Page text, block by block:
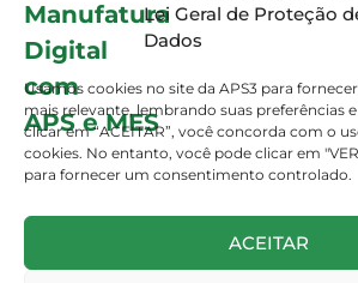
Lei Geral de Proteção
Dados
Usamos cookies no site da APS3 para
mais relevante, lembrando suas preferências
clicar em “ACEITAR”, você concorda com o
cookies. No entanto, você pode clicar em
para fornecer um consentimento controlado.
ACEITAR